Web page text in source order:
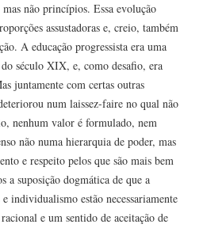
não princípios. Essa evolução
assustadoras e, creio, também
A educação progressista era uma
século XIX, e, como desafio, era
juntamente com certas outras
num laissez-faire no qual não
nenhum valor é formulado, nem
não numa hierarquia de poder, mas
e respeito pelos que são mais bem
a suposição dogmática de que a
individualismo estão necessariamente
e um sentido de aceitação de